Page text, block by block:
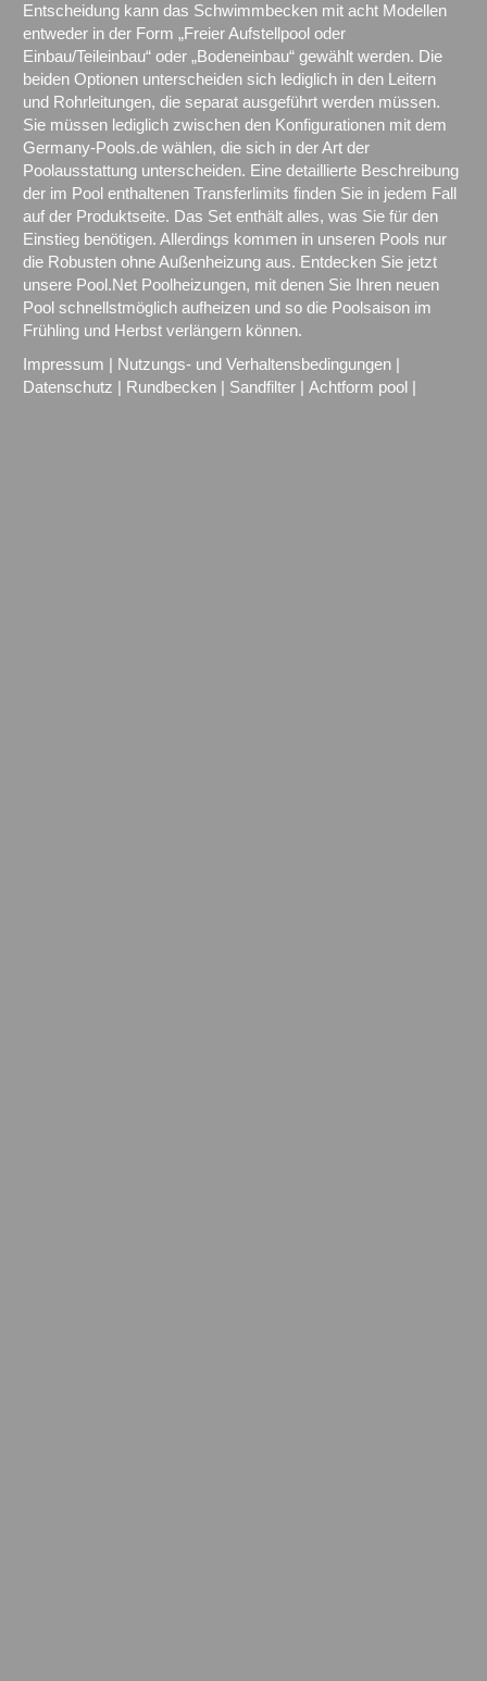
Entscheidung kann das Schwimmbecken mit acht Modellen
entweder in der Form „Freier Aufstellpool oder
Einbau/Teileinbau“ oder „Bodeneinbau“ gewählt werden. Die
beiden Optionen unterscheiden sich lediglich in den Leitern
und Rohrleitungen, die separat ausgeführt werden müssen.
Sie müssen lediglich zwischen den Konfigurationen mit dem
Germany-Pools.de wählen, die sich in der Art der
Poolausstattung unterscheiden. Eine detaillierte Beschreibung
der im Pool enthaltenen Transferlimits finden Sie in jedem Fall
auf der Produktseite. Das Set enthält alles, was Sie für den
Einstieg benötigen. Allerdings kommen in unseren Pools nur
die Robusten ohne Außenheizung aus. Entdecken Sie jetzt
unsere Pool.Net Poolheizungen, mit denen Sie Ihren neuen
Pool schnellstmöglich aufheizen und so die Poolsaison im
Frühling und Herbst verlängern können.
Impressum
Nutzungs- und Verhaltensbedingungen
Datenschutz
Rundbecken Sandfilter Achtform pool